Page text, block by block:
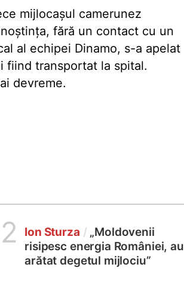
mijlocașul camerunez
fără un contact cu un
al echipei Dinamo, s-a apelat
fiind transportat la spital.
devreme.
2 Ion Sturza / „Moldovenii
risipesc energia României, au
arătat degetul mijlociu”